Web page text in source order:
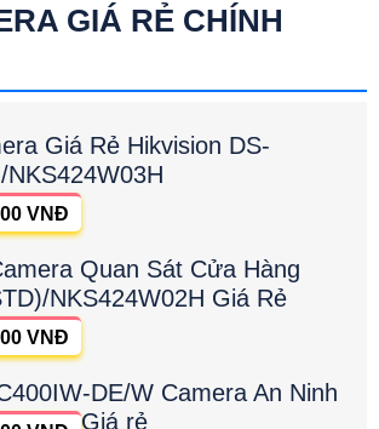
GIÁ RẺ CHÍNH
Giá Rẻ Hikvision DS-
VNĐ
Quan Sát Cửa Hàng
NKS424W02H Giá Rẻ
VNĐ
DE/W Camera An Ninh
Giá rẻ